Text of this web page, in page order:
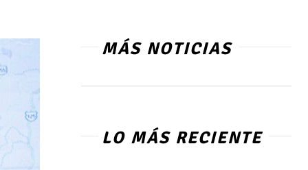
MÁS NOTICIAS
LO MÁS RECIENTE